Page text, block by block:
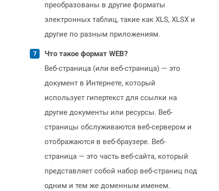
преобразованы в другие форматы
электронных таблиц, такие как XLS, XLSX и
другие по разным приложениям.
Что такое формат WEB?
Веб-страница (или веб-страница) — это
документ в Интернете, который
использует гипертекст для ссылки на
другие документы или ресурсы. Веб-
страницы обслуживаются веб-сервером и
отображаются в веб-браузере. Веб-
страница — это часть веб-сайта, который
представляет собой набор веб-страниц под
одним и тем же доменным именем.